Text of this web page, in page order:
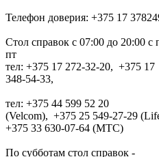
Телефон доверия: +375 17
Стол справок с 07:00 до 20:00 с
пт
тел: +375 17 272-32-20, +375 17
348-54-33,
тел: +375 44 599 52 20
(Velcom), +375 25 549-27-29
+375 33 630-07-64 (MTC)
По субботам стол справок -